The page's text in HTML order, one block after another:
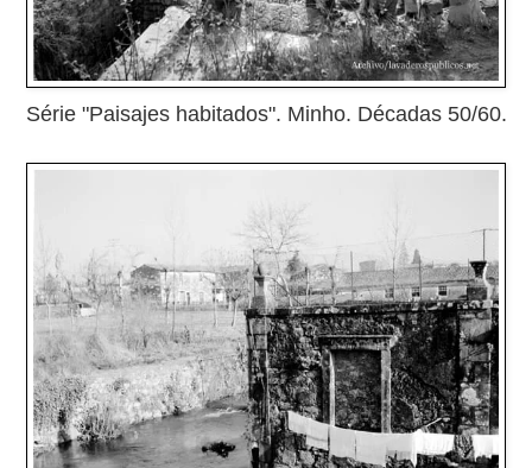
Série "Paisajes habitados". Minho. Décadas 50/60.